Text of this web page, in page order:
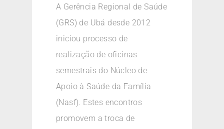
A Gerência Regional de Saúde
(GRS) de Ubá desde 2012
iniciou processo de
realização de oficinas
semestrais do Núcleo de
Apoio à Saúde da Família
(Nasf). Estes encontros
promovem a troca de